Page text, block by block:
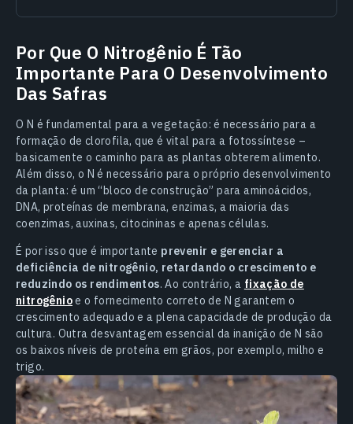
Por Que O Nitrogênio É Tão
Importante Para O Desenvolvimento
Das Safras
O N é fundamental para a vegetação: é necessário para a
formação de clorofila, que é vital para a fotossíntese –
basicamente o caminho para as plantas obterem alimento.
Além disso, o N é necessário para o próprio desenvolvimento
da planta: é um “bloco de construção” para aminoácidos,
DNA, proteínas de membrana, enzimas, a maioria das
coenzimas, auxinas, citocininas e apenas células.
É por isso que é importante prevenir e gerenciar a
deficiência de nitrogênio, retardando o crescimento e
reduzindo os rendimentos. Ao contrário, a fixação de
nitrogênioe o fornecimento correto de N garantem o
crescimento adequado e a plena capacidade de produção da
cultura. Outra desvantagem essencial da inanição de N são
os baixos níveis de proteína em grãos, por exemplo, milho e
trigo.